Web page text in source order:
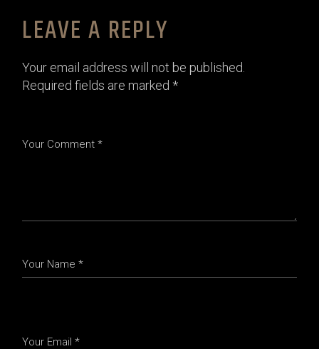
LEAVE A REPLY
Your email address will not be published.
Required fields are marked *